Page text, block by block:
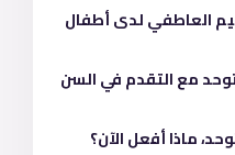
العاطفي لدى أطفال
مع التقدم في السن
ماذا أفعل الآن؟